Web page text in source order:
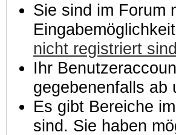
Sie sind im Forum
nicht registriert
Ihr
gegebenenfalls ab
Es gibt Bereiche
sind. Sie haben